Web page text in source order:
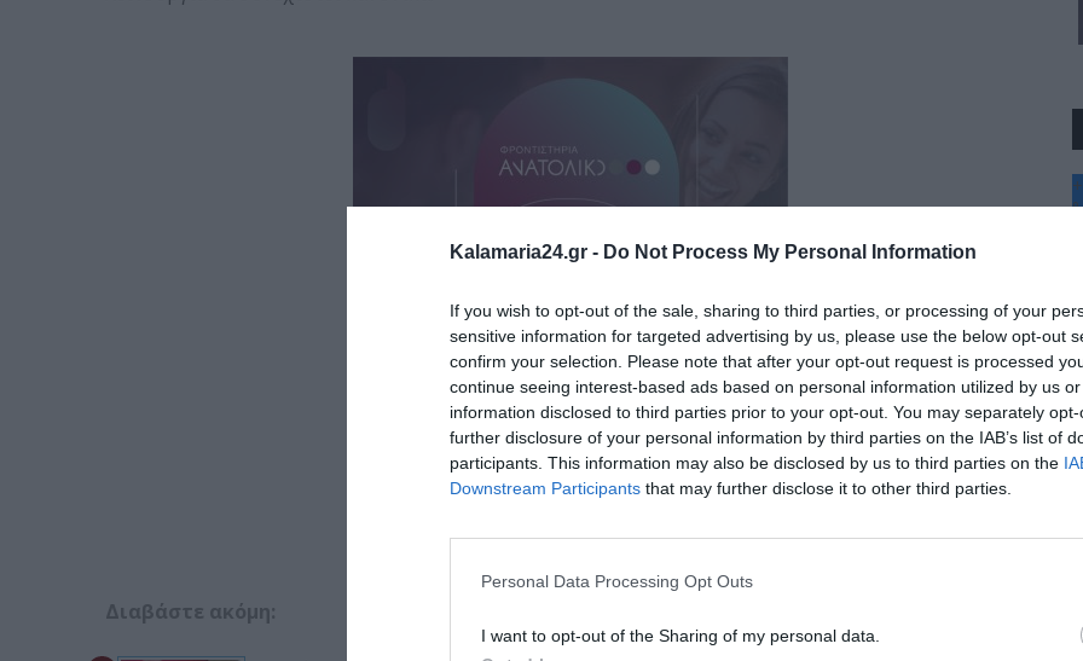
Kalamaria24.gr - Do Not Process My Personal Information
If you wish to opt-out of the sale, sharing to third parties, or processing of your
sensitive information for targeted advertising by us, please use the below opt-out
confirm your selection. Please note that after your opt-out request is processed
continue seeing interest-based ads based on personal information utilized by us
information disclosed to third parties prior to your opt-out. You may separately
further disclosure of your personal information by third parties on the IAB’s list of
participants. This information may also be disclosed by us to third parties on the
Downstream Participants that may further disclose it to other third parties.
Personal Data Processing Opt Outs
I want to opt-out of the Sharing of my personal data.
Διαβάστε ακόμη:
+
°